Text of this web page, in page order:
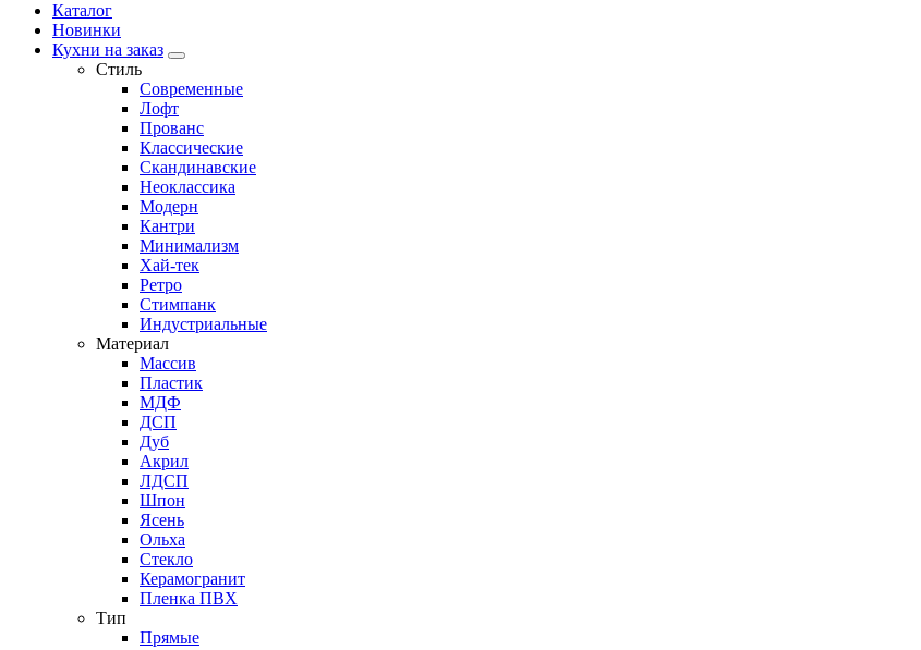
Каталог
Новинки
Кухни на заказ
Стиль
Современные
Лофт
Прованс
Классические
Скандинавские
Неоклассика
Модерн
Кантри
Минимализм
Хай-тек
Ретро
Стимпанк
Индустриальные
Материал
Массив
Пластик
МДФ
ДСП
Дуб
Акрил
ЛДСП
Шпон
Ясень
Ольха
Стекло
Керамогранит
Пленка ПВХ
Тип
Прямые